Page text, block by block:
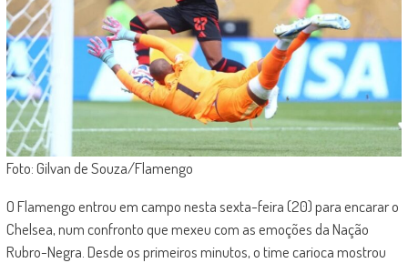
Foto: Gilvan de Souza/Flamengo
O Flamengo entrou em campo nesta sexta-feira (20) para encarar o
Chelsea, num confronto que mexeu com as emoções da Nação
Rubro-Negra. Desde os primeiros minutos, o time carioca mostrou